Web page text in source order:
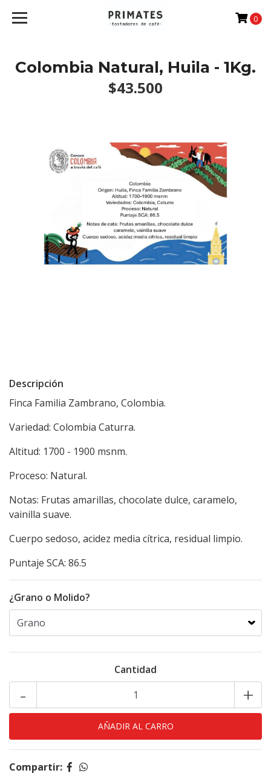
0
Colombia Natural, Huila - 1Kg.
$43.500
Descripción
Finca Familia Zambrano, Colombia.
Variedad: Colombia Caturra.
Altitud: 1700 - 1900 msnm.
Proceso: Natural.
Notas: Frutas amarillas, chocolate dulce, caramelo,
vainilla suave.
Cuerpo sedoso, acidez media cítrica, residual limpio.
Puntaje SCA: 86.5
¿Grano o Molido?
Cantidad
+
-
Compartir: